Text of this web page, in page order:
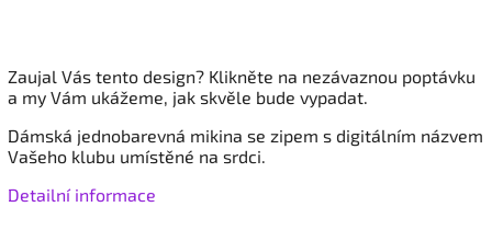
Zaujal Vás tento design? Klikněte na nezávaznou poptávku
a my Vám ukážeme, jak skvěle bude vypadat.
Dámská jednobarevná mikina se zipem s digitálním názvem
Vašeho klubu umístěné na srdci.
Detailní informace